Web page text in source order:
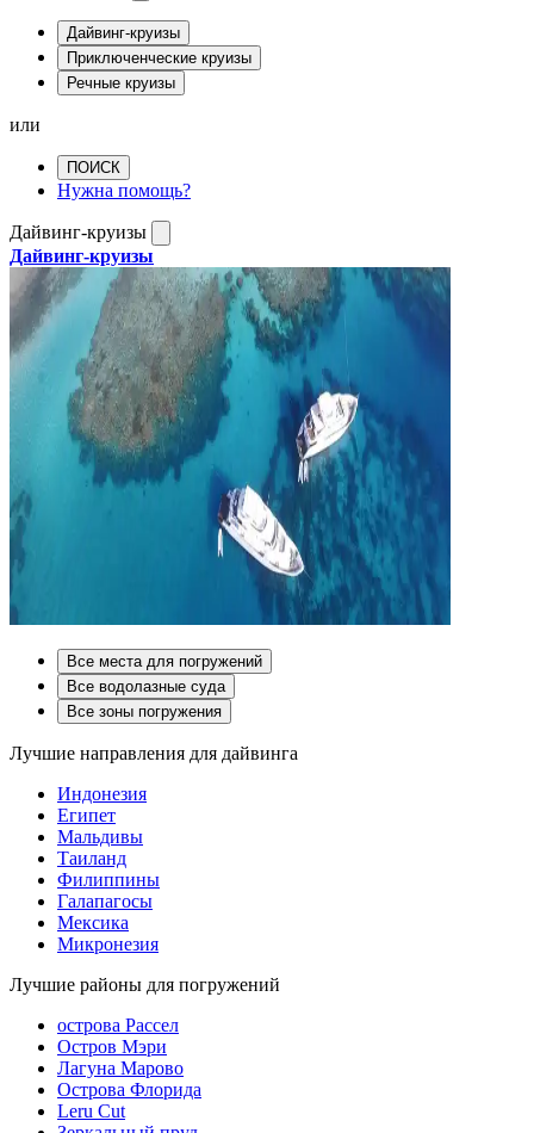
Дайвинг-круизы
Приключенческие круизы
Речные круизы
или
ПОИСК
Нужна помощь?
Дайвинг-круизы
Дайвинг-круизы
Все места для погружений
Все водолазные суда
Все зоны погружения
Лучшие направления для дайвинга
Индонезия
Египет
Мальдивы
Таиланд
Филиппины
Галапагосы
Мексика
Микронезия
Лучшие районы для погружений
острова Рассел
Остров Мэри
Лагуна Марово
Острова Флорида
Leru Cut